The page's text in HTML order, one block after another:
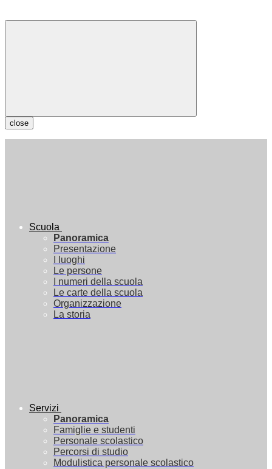
close
Scuola
Panoramica
Presentazione
I luoghi
Le persone
I numeri della scuola
Le carte della scuola
Organizzazione
La storia
Servizi
Panoramica
Famiglie e studenti
Personale scolastico
Percorsi di studio
Modulistica personale scolastico